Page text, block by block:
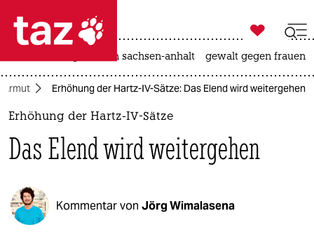
 taz zahl ich
taz zahl ich
themen
politik
öko
gesellschaft

taz zahl ich
landtagswahl in sachsen-anhalt gewalt gegen frauen
Armut Erhöhung der Hartz-IV-Sätze: Das Elend wird weitergehen
Erhöhung der Hartz-IV-Sätze
Das Elend wird weitergehen
Kommentar von Jörg Wimalasena